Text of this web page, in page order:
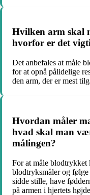
Hvilken arm skal
hvorfor er det
Det anbefales at måle
for at opnå pålidelige
den arm, der er mest
Hvordan måler
hvad skal man
målingen?
For at måle blodtrykket
blodtryksmåler og
sidde stille, have
på armen i hjertets